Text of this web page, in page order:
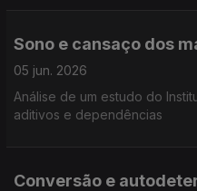
Sono e cansaço dos
05 jun. 2026
Análise de um estudo do
aditivos e dependências
Conversão e